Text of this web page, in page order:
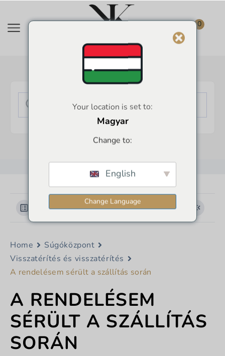
0
Kategóriák megtekintése
Home
Súgóközpont
Visszatérítés és visszatérítés
A rendelésem sérült a szállítás során
A RENDELÉSEM
SÉRÜLT A SZÁLLÍTÁS
SORÁN
Your location is set to:
Magyar
Change to:
English
Change Language